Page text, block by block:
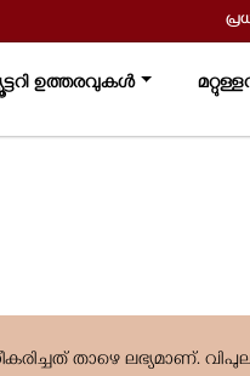
ഉത്തരവുകൾ
താഴെ ലഭ്യമാണ്.